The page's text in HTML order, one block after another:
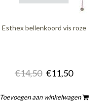
Esthex bellenkoord vis roze
€14,50 €11,50
Toevoegen aan winkelwagen